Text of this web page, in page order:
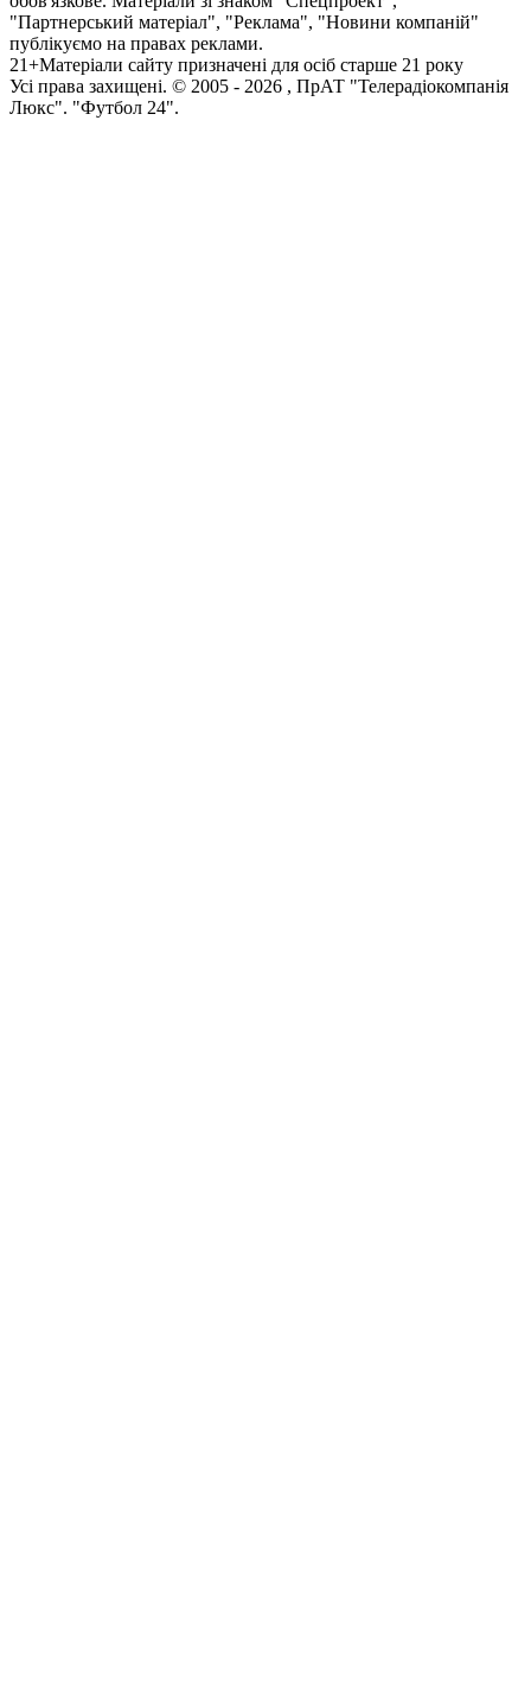
"Партнерський матеріал", "Реклама", "Новини компаній"
публікуємо на правах реклами.
21+Матеріали сайту призначені для осіб старше 21 року
Усi права захищенi. © 2005 - 2026 , ПрАТ "Телерадіокомпанія
Люкс". "Футбол 24".